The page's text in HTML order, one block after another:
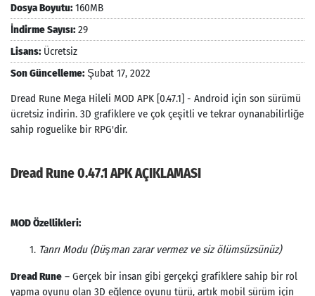
Dosya Boyutu: 160MB
İndirme Sayısı: 29
Lisans: Ücretsiz
Son Güncelleme: Şubat 17, 2022
Dread Rune Mega Hileli MOD APK [0.47.1] - Android için son sürümü
ücretsiz indirin. 3D grafiklere ve çok çeşitli ve tekrar oynanabilirliğe
sahip roguelike bir RPG'dir.
Dread Rune 0.47.1 APK AÇIKLAMASI
MOD Özellikleri:
Tanrı Modu (Düşman zarar vermez ve siz ölümsüzsünüz)
Dread Rune – Gerçek bir insan gibi gerçekçi grafiklere sahip bir rol
yapma oyunu olan 3D eğlence oyunu türü, artık mobil sürüm için